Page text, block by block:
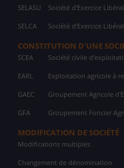
SELASU Société d'Exercice
SELCA Société d'Exercice
CONSTITUTION D'UNE
SCEA Société civile
EARL Exploitation agricole à
GAEC Groupement Agricole
GFA Groupement Foncier
MODIFICATION DE SOCIÉTÉ
Modifications multiples
Changement de dénomination